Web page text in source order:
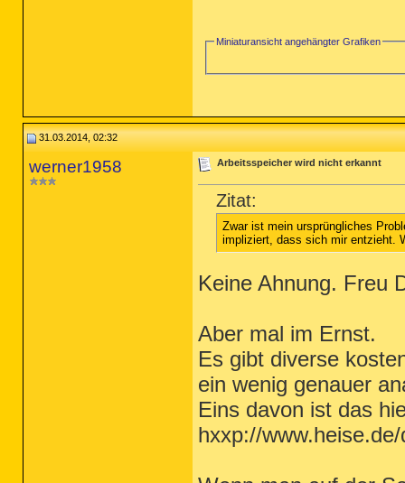
Miniaturansicht angehängter Grafiken
31.03.2014, 02:32
werner1958 Arbeitsspeicher wird nicht erkannt
Zitat:
Zwar ist mein ursprüngliches
impliziert, dass sich mir entzieht.
Keine Ahnung. Freu
Aber mal im Ernst.
Es gibt diverse
ein wenig genauer
Eins davon ist das
hxxp://